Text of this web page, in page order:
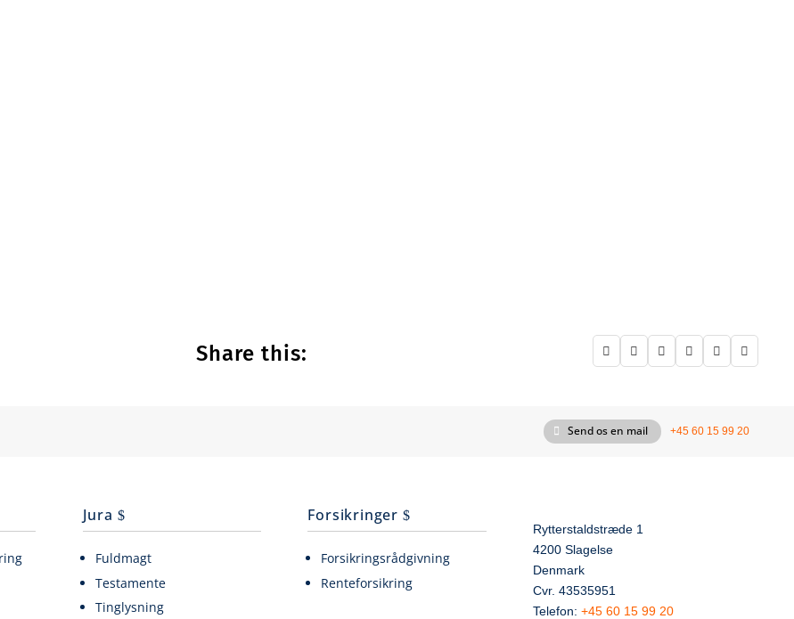
Share this:      
Send os en mail +45 60 15 99 20
Jura
Fuldmagt
Testamente
Tinglysning
Forsikringer
Forsikringsrådgivning
Renteforsikring
Rytterstaldstræde 1
4200 Slagelse
Denmark
Cvr. 43535951
Telefon: +45 60 15 99 20